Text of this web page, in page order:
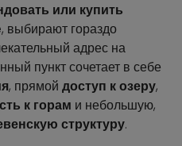
или купить
гораздо
адрес на
пункт сочетает в себе
, прямой доступ к озеру,
к горам и небольшую,
структуру.